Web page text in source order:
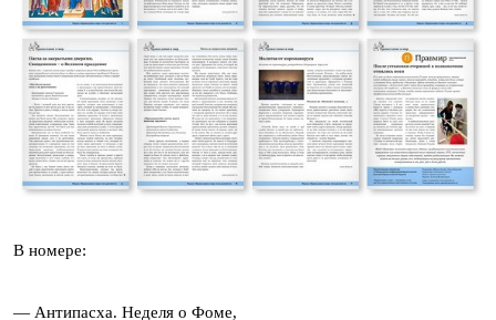
В номере:
— Антипасха. Неделя о Фоме,